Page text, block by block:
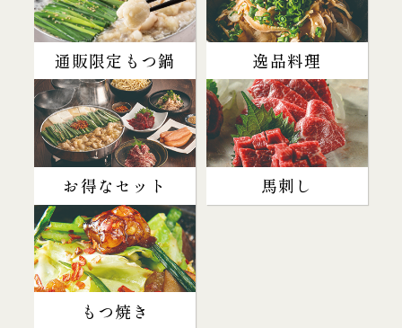
通販限定もつ鍋 逸品料理
お得なセット 馬刺し
もつ焼き